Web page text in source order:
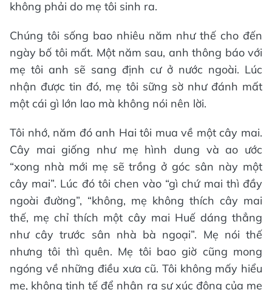
không phải do mẹ tôi sinh ra.
Chúng tôi sống bao nhiêu năm như thế cho đến
ngày bố tôi mất. Một năm sau, anh thông báo với
mẹ tôi anh sẽ sang định cư ở nước ngoài. Lúc
nhận được tin đó, mẹ tôi sững sờ như đánh mất
một cái gì lớn lao mà không nói nên lời.
Tôi nhớ, năm đó anh Hai tôi mua về một cây mai.
Cây mai giống như mẹ hình dung và ao ước
“xong nhà mới mẹ sẽ trồng ở góc sân này một
cây mai”. Lúc đó tôi chen vào “gì chứ mai thì đầy
ngoài đường”, “không, mẹ không thích cây mai
thế, mẹ chỉ thích một cây mai Huế dáng thẳng
như cây trước sân nhà bà ngoại”. Mẹ nói thế
nhưng tôi thì quên. Mẹ tôi bao giờ cũng mong
ngóng về những điều xưa cũ. Tôi không mấy hiểu
mẹ, không tinh tế để nhận ra sự xúc động của mẹ